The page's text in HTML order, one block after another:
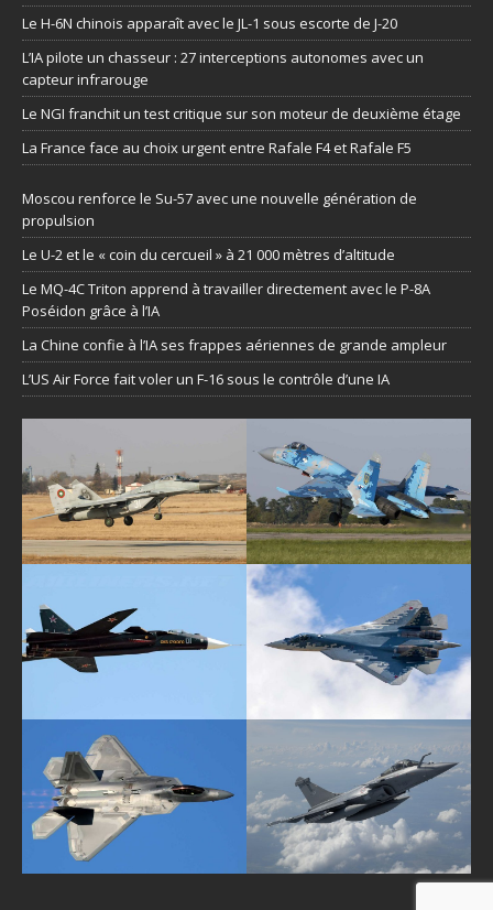
Le H-6N chinois apparaît avec le JL-1 sous escorte de J-20
L’IA pilote un chasseur : 27 interceptions autonomes avec un
capteur infrarouge
Le NGI franchit un test critique sur son moteur de deuxième étage
La France face au choix urgent entre Rafale F4 et Rafale F5
Moscou renforce le Su-57 avec une nouvelle génération de
propulsion
Le U-2 et le « coin du cercueil » à 21 000 mètres d’altitude
Le MQ-4C Triton apprend à travailler directement avec le P-8A
Poséidon grâce à l’IA
La Chine confie à l’IA ses frappes aériennes de grande ampleur
L’US Air Force fait voler un F-16 sous le contrôle d’une IA